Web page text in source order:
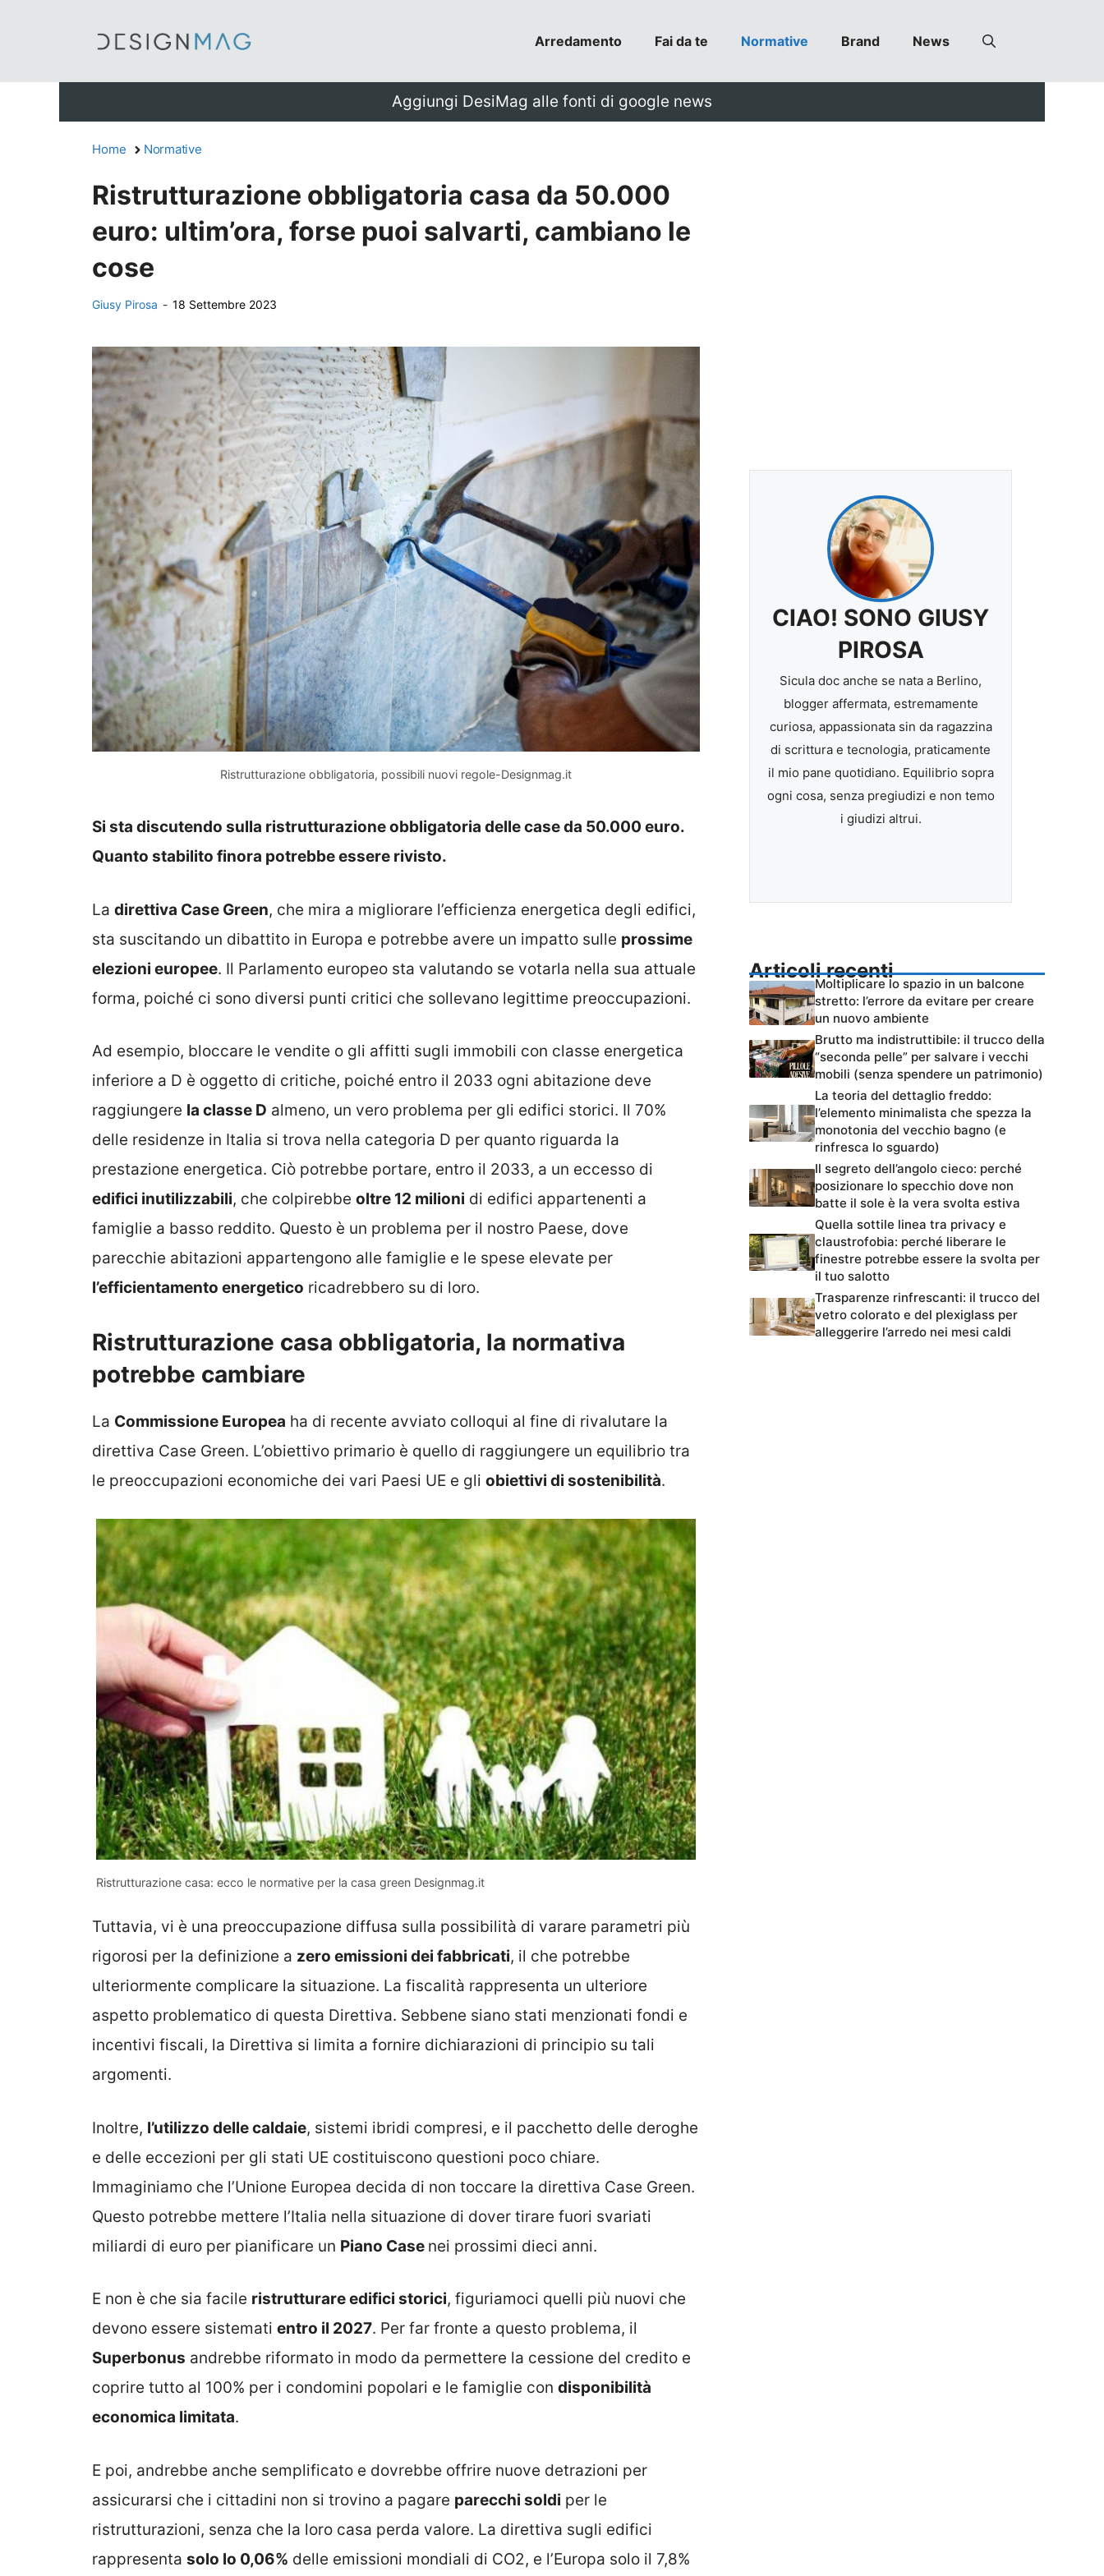
Arredamento Fai da te Normative Brand News
Aggiungi DesiMag alle fonti di google news
Home Normative
Ristrutturazione obbligatoria casa da 50.000
euro: ultim’ora, forse puoi salvarti, cambiano le
cose
Giusy Pirosa - 18 Settembre 2023
Ristrutturazione obbligatoria, possibili nuovi regole-Designmag.it
Si sta discutendo sulla ristrutturazione obbligatoria delle case da 50.000 euro.
Quanto stabilito finora potrebbe essere rivisto.
La direttiva Case Green, che mira a migliorare l’efficienza energetica degli edifici,
sta suscitando un dibattito in Europa e potrebbe avere un impatto sulle prossime
elezioni europee. Il Parlamento europeo sta valutando se votarla nella sua attuale
forma, poiché ci sono diversi punti critici che sollevano legittime preoccupazioni.
Ad esempio, bloccare le vendite o gli affitti sugli immobili con classe energetica
inferiore a D è oggetto di critiche, poiché entro il 2033 ogni abitazione deve
raggiungere la classe D almeno, un vero problema per gli edifici storici. Il 70%
delle residenze in Italia si trova nella categoria D per quanto riguarda la
prestazione energetica. Ciò potrebbe portare, entro il 2033, a un eccesso di
edifici inutilizzabili, che colpirebbe oltre 12 milioni di edifici appartenenti a
famiglie a basso reddito. Questo è un problema per il nostro Paese, dove
parecchie abitazioni appartengono alle famiglie e le spese elevate per
l’efficientamento energetico ricadrebbero su di loro.
Ristrutturazione casa obbligatoria, la normativa
potrebbe cambiare
La Commissione Europea ha di recente avviato colloqui al fine di rivalutare la
direttiva Case Green. L’obiettivo primario è quello di raggiungere un equilibrio tra
le preoccupazioni economiche dei vari Paesi UE e gli obiettivi di sostenibilità.
Ristrutturazione casa: ecco le normative per la casa green Designmag.it
Tuttavia, vi è una preoccupazione diffusa sulla possibilità di varare parametri più
rigorosi per la definizione a zero emissioni dei fabbricati, il che potrebbe
ulteriormente complicare la situazione. La fiscalità rappresenta un ulteriore
aspetto problematico di questa Direttiva. Sebbene siano stati menzionati fondi e
incentivi fiscali, la Direttiva si limita a fornire dichiarazioni di principio su tali
argomenti.
Inoltre, l’utilizzo delle caldaie, sistemi ibridi compresi, e il pacchetto delle deroghe
e delle eccezioni per gli stati UE costituiscono questioni poco chiare.
Immaginiamo che l’Unione Europea decida di non toccare la direttiva Case Green.
Questo potrebbe mettere l’Italia nella situazione di dover tirare fuori svariati
miliardi di euro per pianificare un Piano Case nei prossimi dieci anni.
E non è che sia facile ristrutturare edifici storici, figuriamoci quelli più nuovi che
devono essere sistemati entro il 2027. Per far fronte a questo problema, il
Superbonus andrebbe riformato in modo da permettere la cessione del credito e
coprire tutto al 100% per i condomini popolari e le famiglie con disponibilità
economica limitata.
E poi, andrebbe anche semplificato e dovrebbe offrire nuove detrazioni per
assicurarsi che i cittadini non si trovino a pagare parecchi soldi per le
ristrutturazioni, senza che la loro casa perda valore. La direttiva sugli edifici
rappresenta solo lo 0,06% delle emissioni mondiali di CO2, e l’Europa solo il 7,8%
CIAO! SONO GIUSY
PIROSA
Sicula doc anche se nata a Berlino,
blogger affermata, estremamente
curiosa, appassionata sin da ragazzina
di scrittura e tecnologia, praticamente
il mio pane quotidiano. Equilibrio sopra
ogni cosa, senza pregiudizi e non temo
i giudizi altrui.
Articoli recenti
Moltiplicare lo spazio in un balcone
stretto: l’errore da evitare per creare
un nuovo ambiente
Brutto ma indistruttibile: il trucco della
“seconda pelle” per salvare i vecchi
mobili (senza spendere un patrimonio)
La teoria del dettaglio freddo:
l’elemento minimalista che spezza la
monotonia del vecchio bagno (e
rinfresca lo sguardo)
Il segreto dell’angolo cieco: perché
posizionare lo specchio dove non
batte il sole è la vera svolta estiva
Quella sottile linea tra privacy e
claustrofobia: perché liberare le
finestre potrebbe essere la svolta per
il tuo salotto
Trasparenze rinfrescanti: il trucco del
vetro colorato e del plexiglass per
alleggerire l’arredo nei mesi caldi